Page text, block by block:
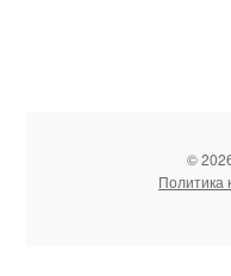
©
Политика